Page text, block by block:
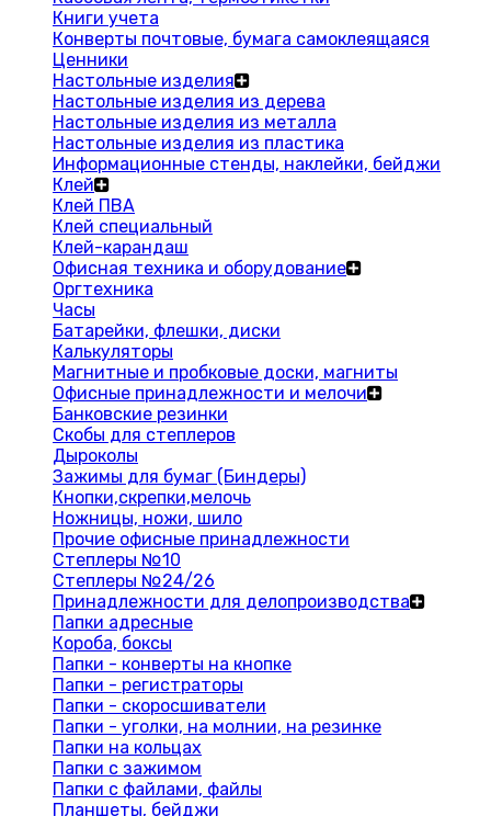
Книги учета
Конверты почтовые, бумага самоклеящаяся
Ценники
Настольные изделия
Настольные изделия из дерева
Настольные изделия из металла
Настольные изделия из пластика
Информационные стенды, наклейки, бейджи
Клей
Клей ПВА
Клей специальный
Клей-карандаш
Офисная техника и оборудование
Оргтехника
Часы
Батарейки, флешки, диски
Калькуляторы
Магнитные и пробковые доски, магниты
Офисные принадлежности и мелочи
Банковские резинки
Скобы для степлеров
Дыроколы
Зажимы для бумаг (Биндеры)
Кнопки,скрепки,мелочь
Ножницы, ножи, шило
Прочие офисные принадлежности
Степлеры №10
Степлеры №24/26
Принадлежности для делопроизводства
Папки адресные
Короба, боксы
Папки - конверты на кнопке
Папки - регистраторы
Папки - скоросшиватели
Папки - уголки, на молнии, на резинке
Папки на кольцах
Папки с зажимом
Папки с файлами, файлы
Планшеты, бейджи